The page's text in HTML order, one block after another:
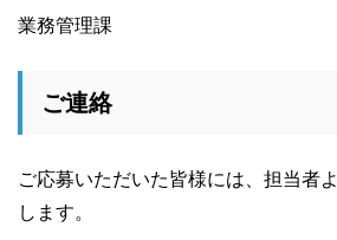
業務管理課
ご連絡
ご応募いただいた皆様には、担当者
します。